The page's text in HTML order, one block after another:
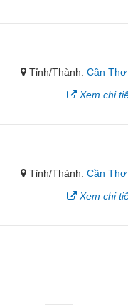
Tỉnh/Thành:Cần Thơ
Xem chi
Tỉnh/Thành:Cần Thơ
Xem chi